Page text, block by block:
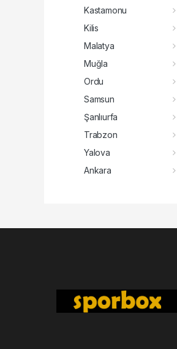
Kastamonu
Kilis
Malatya
Muğla
Ordu
Samsun
Şanlıurfa
Trabzon
Yalova
Ankara